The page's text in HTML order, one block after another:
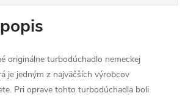
originálne turbodúchadlo nemeckej
je jedným z najväčších výrobcov
Pri oprave tohto turbodúchadla boli